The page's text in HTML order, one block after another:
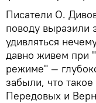
Писатели О.
поводу выразили
удивляться
давно живем при
режиме" —
забыли, что
Передовых и